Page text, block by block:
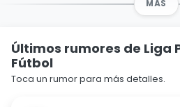
MÁS
Últimos rumores de Liga
Fútbol
Toca un rumor para más detalles.